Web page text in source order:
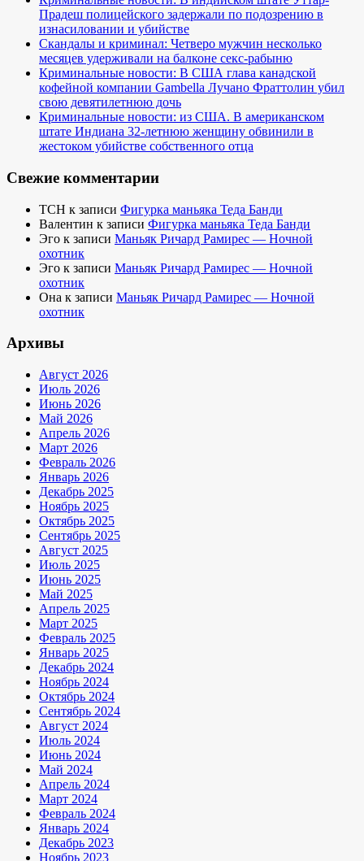
Прадеш полицейского задержали по подозрению в
изнасиловании и убийстве
Скандалы и криминал: Четверо мужчин несколько
месяцев удерживали на балконе секс-рабыню
Криминальные новости: В США глава канадской
кофейной компании Gambella Лучано Фраттолин убил
свою девятилетнюю дочь
Криминальные новости: из США. В американском
штате Индиана 32-летнюю женщину обвинили в
жестоком убийстве собственного отца
Свежие комментарии
TCH к записи Фигурка маньяка Теда Банди
Валентин к записи Фигурка маньяка Теда Банди
Эго к записи Маньяк Ричард Рамирес — Ночной
охотник
Эго к записи Маньяк Ричард Рамирес — Ночной
охотник
Она к записи Маньяк Ричард Рамирес — Ночной
охотник
Архивы
Август 2026
Июль 2026
Июнь 2026
Май 2026
Апрель 2026
Март 2026
Февраль 2026
Январь 2026
Декабрь 2025
Ноябрь 2025
Октябрь 2025
Сентябрь 2025
Август 2025
Июль 2025
Июнь 2025
Май 2025
Апрель 2025
Март 2025
Февраль 2025
Январь 2025
Декабрь 2024
Ноябрь 2024
Октябрь 2024
Сентябрь 2024
Август 2024
Июль 2024
Июнь 2024
Май 2024
Апрель 2024
Март 2024
Февраль 2024
Январь 2024
Декабрь 2023
Ноябрь 2023